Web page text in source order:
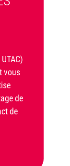
vous
de
de